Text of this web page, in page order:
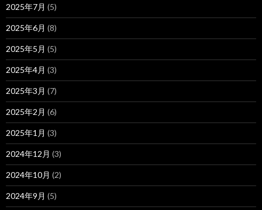
2025年7月 (5)
2025年6月 (8)
2025年5月 (5)
2025年4月 (3)
2025年3月 (7)
2025年2月 (6)
2025年1月 (3)
2024年12月 (3)
2024年10月 (2)
2024年9月 (5)